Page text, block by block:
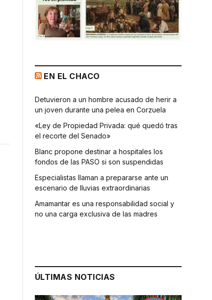
EN EL CHACO
Detuvieron a un hombre acusado de herir a
un joven durante una pelea en Corzuela
«Ley de Propiedad Privada: qué quedó tras
el recorte del Senado»
Blanc propone destinar a hospitales los
fondos de las PASO si son suspendidas
Especialistas llaman a prepararse ante un
escenario de lluvias extraordinarias
Amamantar es una responsabilidad social y
no una carga exclusiva de las madres
ÚLTIMAS NOTICIAS